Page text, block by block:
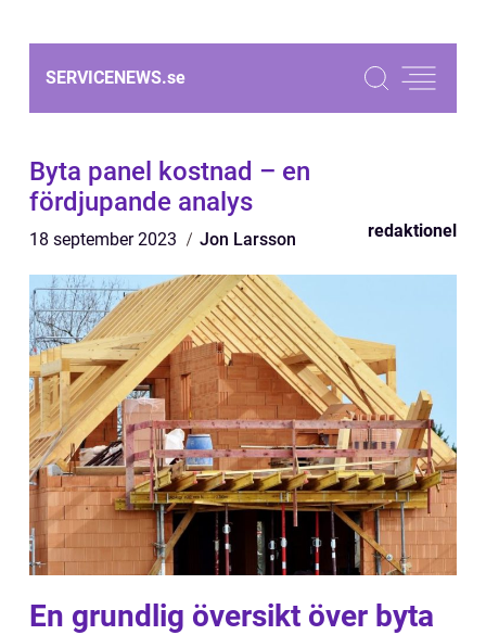
SERVICENEWS.se
Byta panel kostnad – en
fördjupande analys
18 september 2023 Jon Larsson redaktionel
En grundlig översikt över byta